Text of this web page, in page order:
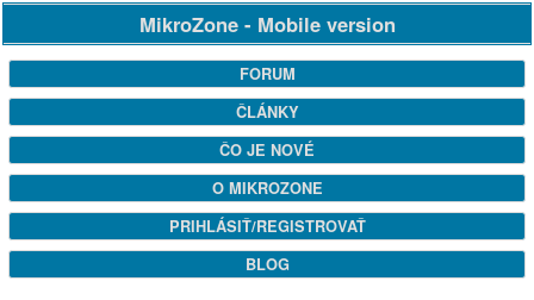
MikroZone - Mobile version
FORUM
ČLÁNKY
ČO JE NOVÉ
O MIKROZONE
PRIHLÁSIŤ/REGISTROVAŤ
BLOG